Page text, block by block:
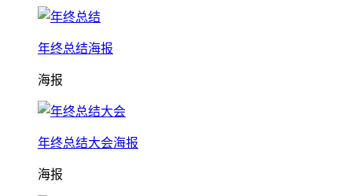
年终总结海报
海报
年终总结大会海报
海报